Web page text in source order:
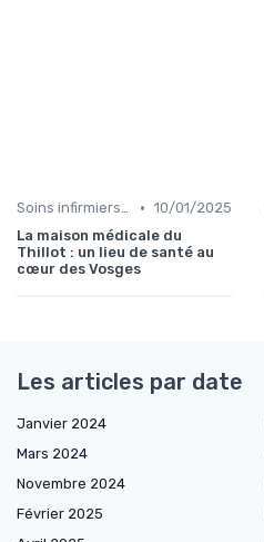
Soins infirmiers à domicile • 10/01/2025
La maison médicale du
Thillot : un lieu de santé au
cœur des Vosges
Les articles par date
Janvier 2024
Mars 2024
Novembre 2024
Février 2025